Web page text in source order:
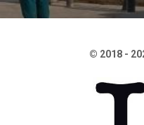
© 2018 -